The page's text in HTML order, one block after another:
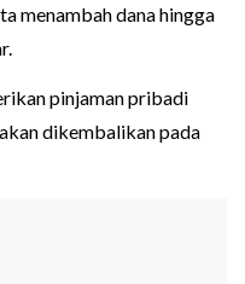
menambah dana hingga
pinjaman pribadi
dikembalikan pada